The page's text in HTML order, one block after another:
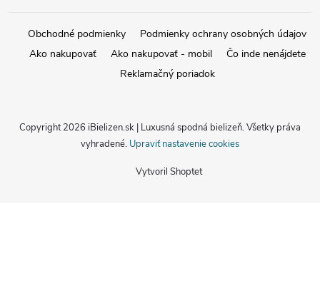
Obchodné podmienky
Podmienky ochrany osobných údajov
Ako nakupovať
Ako nakupovať - mobil
Čo inde nenájdete
Reklamačný poriadok
Vytvoril Shoptet
Copyright 2026 iBielizen.sk | Luxusná spodná bielizeň. Všetky práva
vyhradené. Upraviť nastavenie cookies